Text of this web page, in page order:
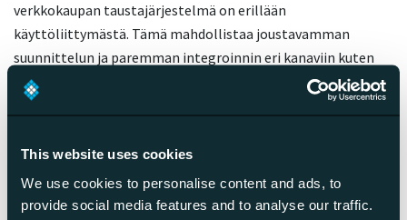
This website uses cookies
We use cookies to personalise content and ads, to
provide social media features and to analyse our traffic.
verkkokaupan taustajärjestelmä on erillään
käyttöliittymästä. Tämä mahdollistaa joustavamman
suunnittelun ja paremman integroinnin eri kanaviin kuten
sosiaaliseen mediaan, mobiilisovelluksiin ja myyntipisteisiin.
Headless-lähestymistapa nopeuttaa sivuston latausaikoja
asiakaskokemukset eri kosketuspisteissä ilman teknisiä
rajoituksia.
Integraatiot kolmansien osapuolten palveluihin yleistyvät